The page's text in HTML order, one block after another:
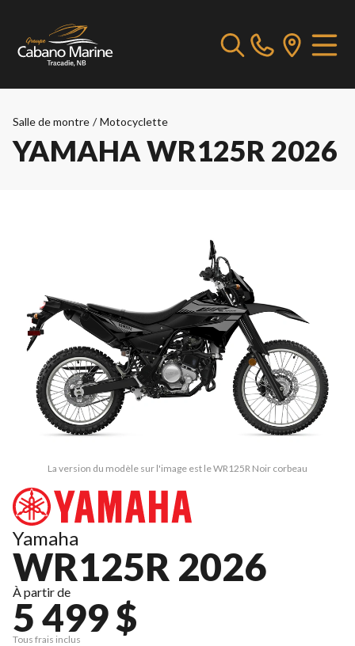
Salle de montre / Motocyclette
YAMAHA WR125R 2026
La version du modèle sur l'image est le WR125R Noir corbeau
Yamaha
WR125R 2026
À partir de
5 499 $
Tous frais inclus